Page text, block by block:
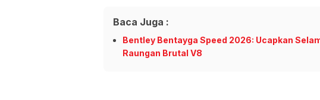
Baca Juga :
Bentley Bentayga Speed 2026: Ucapkan
Raungan Brutal V8